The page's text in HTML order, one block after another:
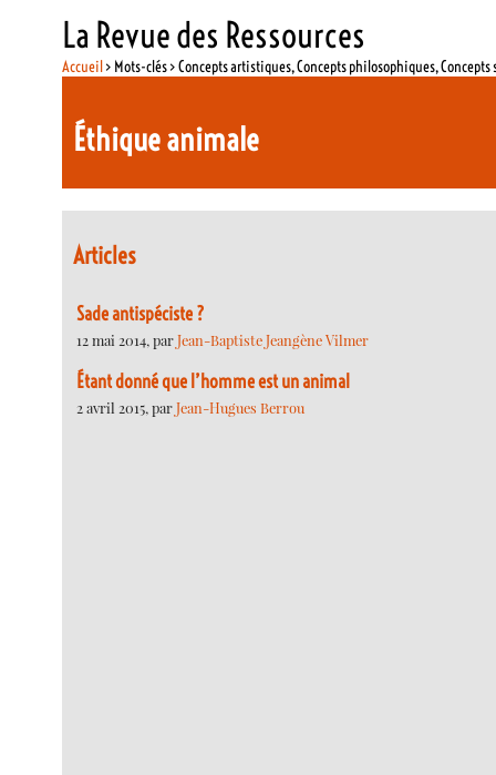
La Revue des Ressources
Accueil> Mots-clés > Concepts artistiques, Concepts philosophiques,
Éthique animale
Articles
Sade antispéciste ?
12 mai 2014, parJean-Baptiste Jeangène Vilmer
Étant donné que l’homme est un animal
2 avril 2015, parJean-Hugues Berrou